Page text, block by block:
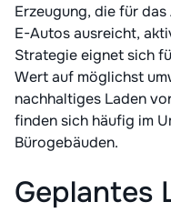
Erzeugung, die für
E-Autos ausreicht,
Strategie eignet sich
Wert auf möglichst
nachhaltiges Laden
finden sich häufig im
Bürogebäuden.
Geplantes